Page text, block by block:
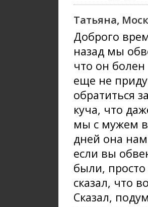
Татьяна,
Доброго
назад мы
что он
еще не
обратиться
куча, что
мы с мужем в
дней она нам
если вы
были,
сказал, что
Сказал,